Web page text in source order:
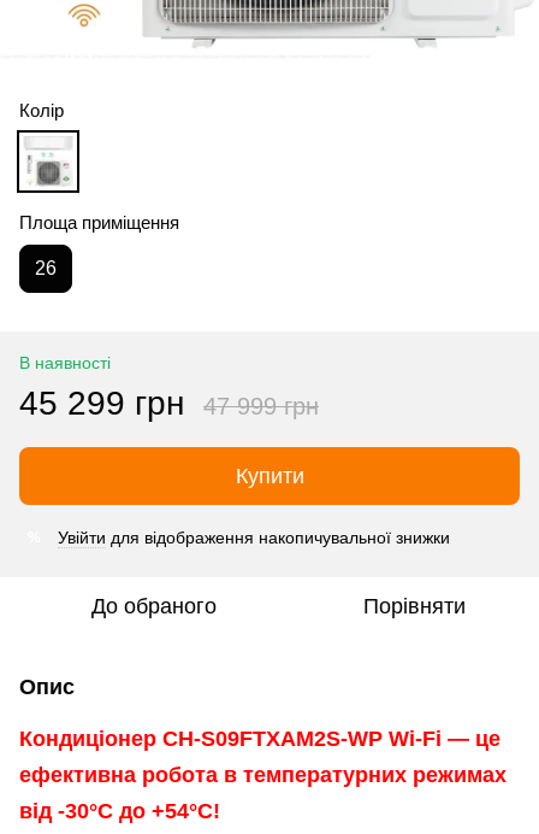
Колір
Площа приміщення
26
В наявності
45 299 грн 47 999 грн
Купити
Увійти для відображення накопичувальної знижки
До обраного Порівняти
Опис
Кондиціонер CH-S09FTXAM2S-WP Wi-Fi — це
ефективна робота в температурних режимах
від -30°С до +54°C!